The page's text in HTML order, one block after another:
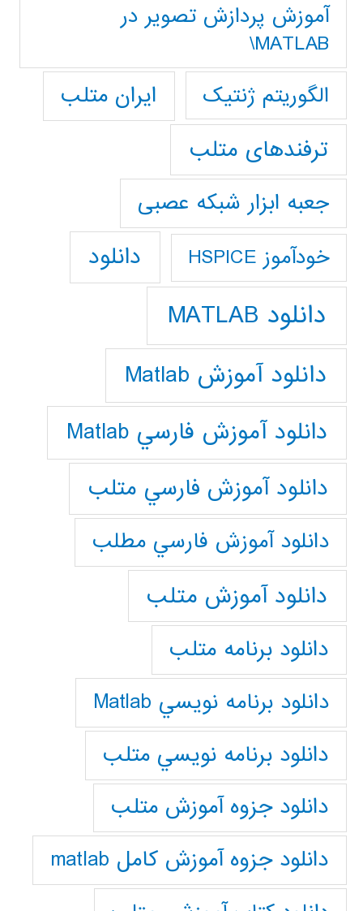
آموزش پردازش تصوير در
MATLAB\
الگوریتم ژنتیک
ایران متلب
ترفندهای متلب
جعبه ابزار شبکه عصبی
خودآموز HSPICE دانلود
دانلود MATLAB
دانلود آموزش Matlab
دانلود آموزش فارسي Matlab
دانلود آموزش فارسي متلب
دانلود آموزش فارسي مطلب
دانلود آموزش متلب
دانلود برنامه متلب
دانلود برنامه نويسي Matlab
دانلود برنامه نويسي متلب
دانلود جزوه آموزش متلب
دانلود جزوه آموزش کامل matlab